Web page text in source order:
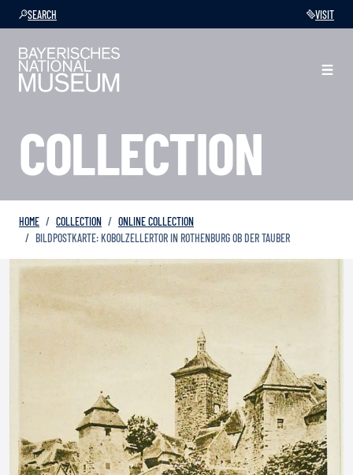
SEARCH VISIT
COLLECTION
HOME COLLECTION
ONLINE COLLECTION
BILDPOSTKARTE: KOBOLZELLERTOR IN ROTHENBURG OB DER TAUBER